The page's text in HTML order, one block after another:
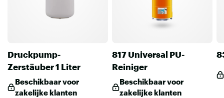
Druckpump-
Zerstäuber 1 Liter
Beschikbaar voor
zakelijke klanten
817 Universal PU-
Reiniger
Beschikbaar voor
zakelijke klanten